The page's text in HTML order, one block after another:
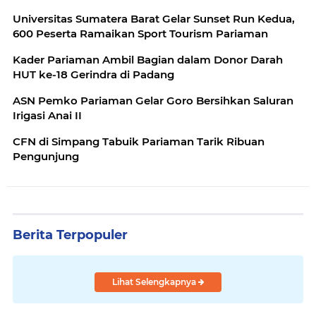
Universitas Sumatera Barat Gelar Sunset Run Kedua,
600 Peserta Ramaikan Sport Tourism Pariaman
Kader Pariaman Ambil Bagian dalam Donor Darah
HUT ke-18 Gerindra di Padang
ASN Pemko Pariaman Gelar Goro Bersihkan Saluran
Irigasi Anai II
CFN di Simpang Tabuik Pariaman Tarik Ribuan
Pengunjung
Berita Terpopuler
Lihat Selengkapnya